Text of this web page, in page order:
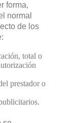
forma,
normal
de los
total o
prestador o